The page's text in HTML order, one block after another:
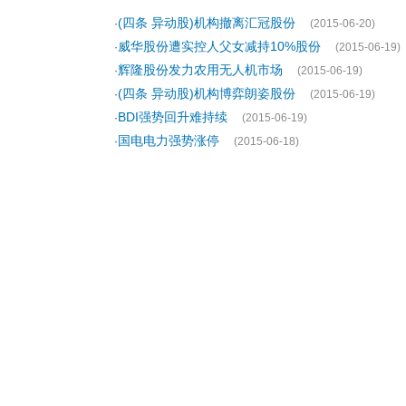
·(四条 异动股)机构撤离汇冠股份
(2015-06-20)
· 威华股份遭实控人父女减持10%股份
(2015-06-19)
·辉隆股份发力农用无人机市场
(2015-06-19)
·(四条 异动股)机构博弈朗姿股份
(2015-06-19)
·BDI强势回升难持续
(2015-06-19)
·国电电力强势涨停 (2015-06-18)